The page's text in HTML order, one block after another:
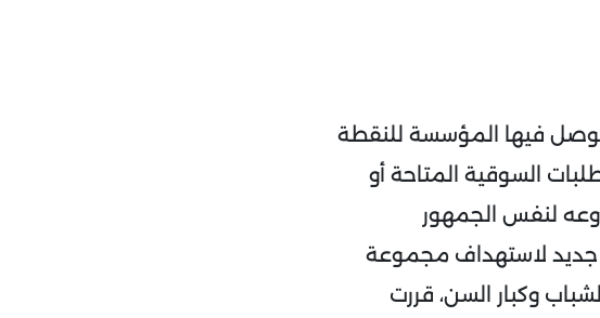
فيها المؤسسة للنقطة
السوقية المتاحة أو
لنفس الجمهور
جديد لاستهداف مجموعة
وكبار السن، قررت